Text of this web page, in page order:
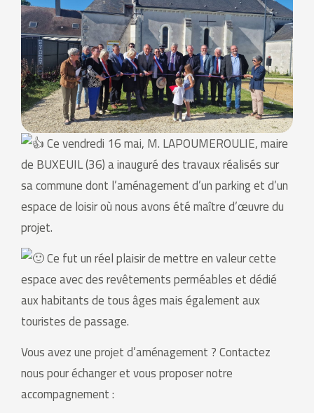
Ce vendredi 16 mai, M. LAPOUMEROULIE, maire
de BUXEUIL (36) a inauguré des travaux réalisés sur
sa commune dont l’aménagement d’un parking et d’un
espace de loisir où nous avons été maître d’œuvre du
projet.
Ce fut un réel plaisir de mettre en valeur cette
espace avec des revêtements perméables et dédié
aux habitants de tous âges mais également aux
touristes de passage.
Vous avez une projet d’aménagement ? Contactez
nous pour échanger et vous proposer notre
accompagnement :